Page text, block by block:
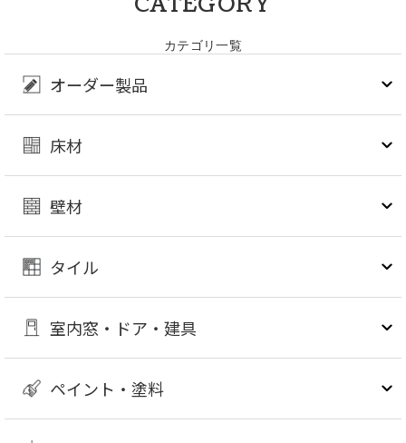
カテゴリ一覧
オーダー製品
床材
壁材
タイル
室内窓・ドア・建具
ペイント・塗料